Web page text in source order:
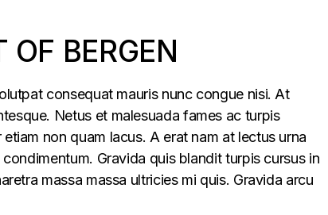
OF BERGEN
consequat mauris nunc congue nisi. At
Netus et malesuada fames ac turpis
non quam lacus. A erat nam at lectus urna
Gravida quis blandit turpis cursus in
massa massa ultricies mi quis. Gravida arcu